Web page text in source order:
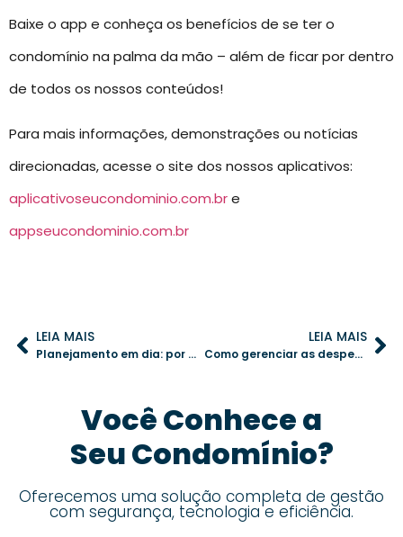
Baixe o app e conheça os benefícios de se ter o
condomínio na palma da mão – além de ficar por dentro
de todos os nossos conteúdos!
Para mais informações, demonstrações ou notícias
direcionadas, acesse o site dos nossos aplicativos:
aplicativoseucondominio.com.bre
appseucondominio.com.br
LEIA MAIS
Planejamento em dia: por que o cronograma digital melhora a convivência condominial
LEIA MAIS
Como gerenciar as despesas ordinárias do condomínio de forma eficiente e sem surpresas
Você Conhece a
Seu Condomínio?
Oferecemos uma solução completa de gestão
com segurança, tecnologia e eficiência.